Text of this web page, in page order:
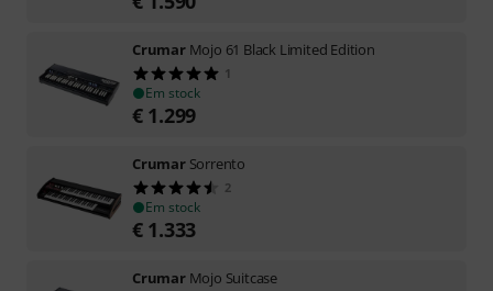
Crumar Mojo 61 Black Limited Edition
1
Em stock
€ 1.299
Crumar Sorrento
2
Em stock
€ 1.333
Crumar Mojo Suitcase